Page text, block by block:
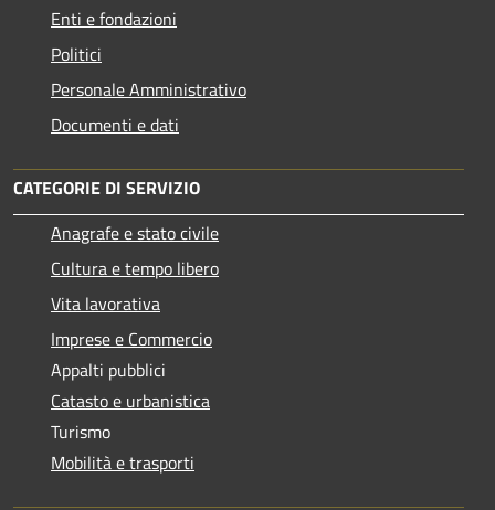
Enti e fondazioni
Politici
Personale Amministrativo
Documenti e dati
CATEGORIE DI SERVIZIO
Anagrafe e stato civile
Cultura e tempo libero
Vita lavorativa
Imprese e Commercio
Appalti pubblici
Catasto e urbanistica
Turismo
Mobilità e trasporti